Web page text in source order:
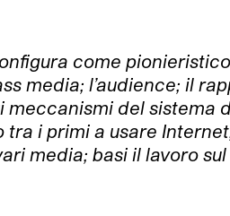
come
media; l’audience; il
del sistema
i primi a usare
media; basi il lavoro